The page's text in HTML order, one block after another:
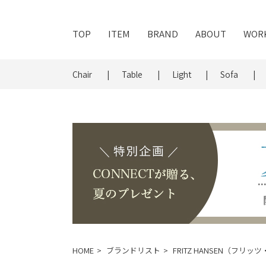
TOP ITEM BRAND ABOUT
Chair Table Light Sofa
HOME ブランドリスト FRITZ HANSEN（フリッ